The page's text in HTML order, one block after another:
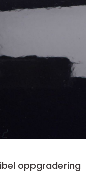
oppgradering